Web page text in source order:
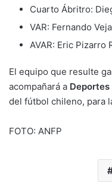
Cuarto Ábritro:
VAR: Fernando
AVAR: Eric Pizarro
El equipo que resulte
acompañará a Deportes
del fútbol chileno, para
FOTO: ANFP